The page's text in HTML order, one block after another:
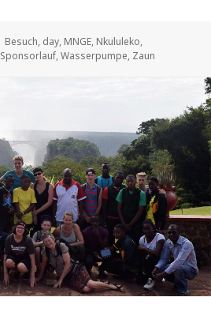
Schlagwörter
Besuch, day, MNGE, Nkululeko,
Sponsorlauf,Wasserpumpe, Zaun